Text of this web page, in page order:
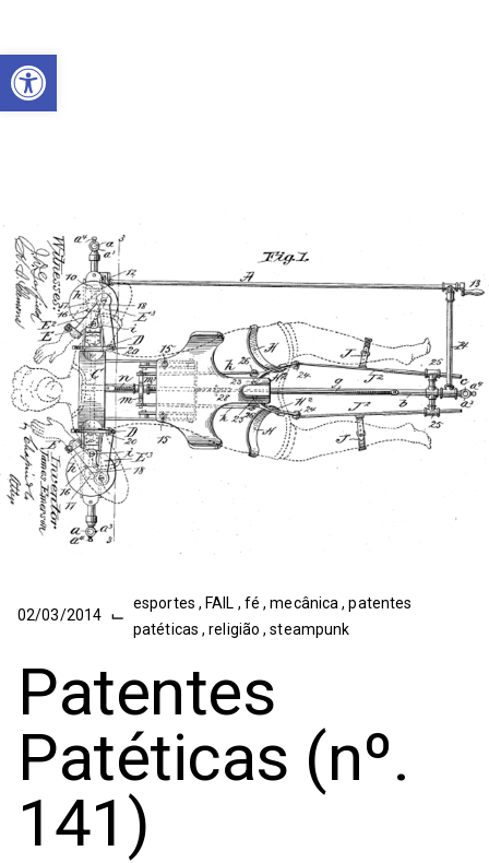
Abrir a barra de ferramentas
02/03/2014 ⌙
esportes , FAIL , fé,mecânica,patentes
patéticas ,religião,steampunk
Patentes
Patéticas (nº.
141)